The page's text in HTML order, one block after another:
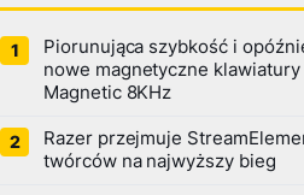
Piorunująca szybkość i
nowe magnetyczne
Magnetic 8KHz
Razer przejmuje
twórców na najwyższy bieg